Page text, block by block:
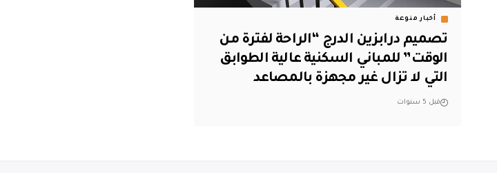
أخبار منوعة
تصميم درابزين الدرج “الراحة لفترة من
الوقت” للمباني السكنية عالية الطوابق
التي لا تزال غير مجهزة بالمصاعد
قبل 5 سنوات